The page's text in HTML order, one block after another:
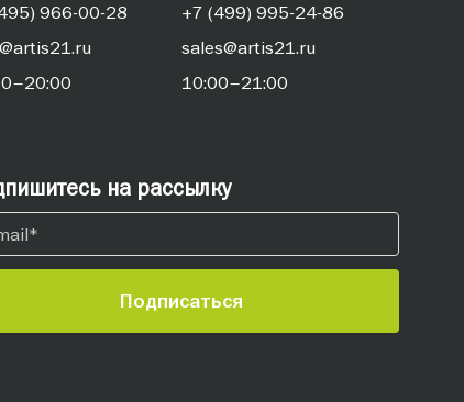
966-00-28
+7 (499) 995-24-86
sales@artis21.ru
10:00–21:00
на рассылку
Подписаться